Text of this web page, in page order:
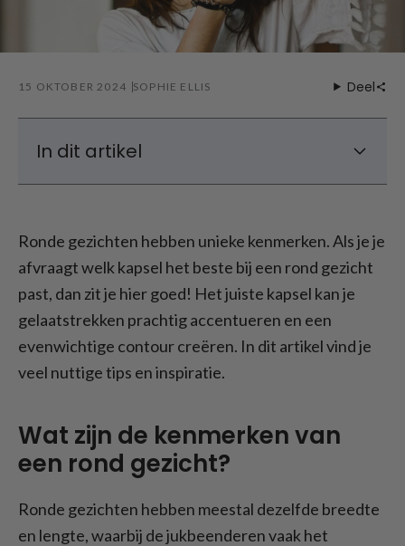
15 OKTOBER 2024 SOPHIE ELLIS Deel
In dit artikel
Hoe je je beste eigenschappen kunt
benadrukken
Kapsels voor vrouwen boven de 40 met een
rond gezicht
Beste pony voor ronde gezichten
Ronde gezichten hebben unieke kenmerken. Als je je
afvraagt welk kapsel het beste bij een rond gezicht
past, dan zit je hier goed! Het juiste kapsel kan je
gelaatstrekken prachtig accentueren en een
evenwichtige contour creëren. In dit artikel vind je
veel nuttige tips en inspiratie.
Wat zijn de kenmerken van
een rond gezicht?
Ronde gezichten hebben meestal dezelfde breedte
en lengte, waarbij de jukbeenderen vaak het